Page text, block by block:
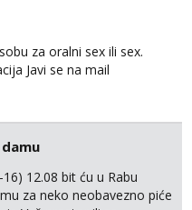
za oralni sex ili sex.
Javi se na mail
12.08 bit ću u Rabu
za neko neobavezno piće